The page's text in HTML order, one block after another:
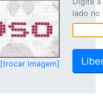
[trocar imagem]
lado no